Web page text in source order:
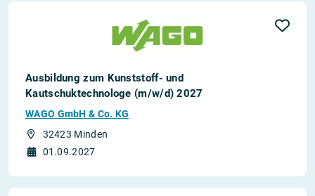
Ausbildung zum Kunststoff- und
Kautschuktechnologe (m/w/d) 2027
WAGO GmbH & Co. KG
32423 Minden
01.09.2027